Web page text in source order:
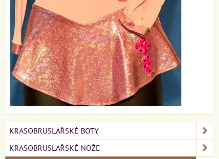
KRASOBRUSLAŘSKÉ BOTY
KRASOBRUSLAŘSKÉ NOŽE